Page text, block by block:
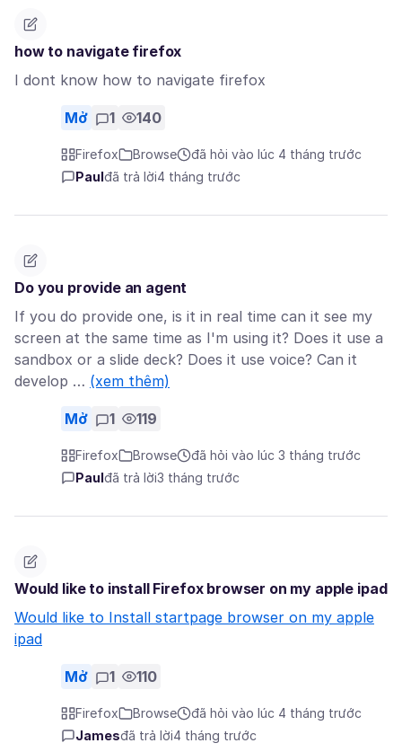
how to navigate firefox
I dont know how to navigate firefox
Mở 1 140
Firefox Browse
đã hỏi vào lúc 4 tháng trước
Paul đã trả lời4 tháng trước
Do you provide an agent
If you do provide one, is it in real time can it see my
screen at the same time as I'm using it? Does it use a
sandbox or a slide deck? Does it use voice? Can it
develop … (xem thêm)
Mở 1 119
Firefox Browse
đã hỏi vào lúc 3 tháng trước
Paul đã trả lời3 tháng trước
Would like to install Firefox browser on my apple ipad
Would like to Install startpage browser on my apple
ipad
Mở 1 110
Firefox Browse
đã hỏi vào lúc 4 tháng trước
Jamesđã trả lời4 tháng trước